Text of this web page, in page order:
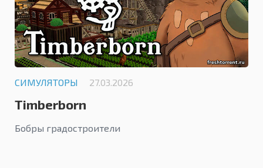
СИМУЛЯТОРЫ 27.03.2026
Timberborn
Бобры градостроители